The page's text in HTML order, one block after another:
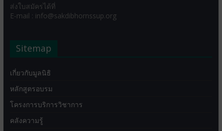
ส่งใบสมัครได้ที่
E-mail : info@sakdibhornssup.org
Sitemap
เกี่ยวกับมูลนิธิ
หลักสูตรอบรม
โครงการบริการวิชาการ
คลังความรู้